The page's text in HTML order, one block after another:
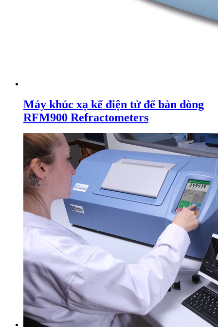
Máy khúc xạ kế điện tử để bàn dòng
RFM900 Refractometers